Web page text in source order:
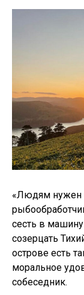
«Людям нужен
сесть в
созерцать
острове есть
моральное
собеседник.